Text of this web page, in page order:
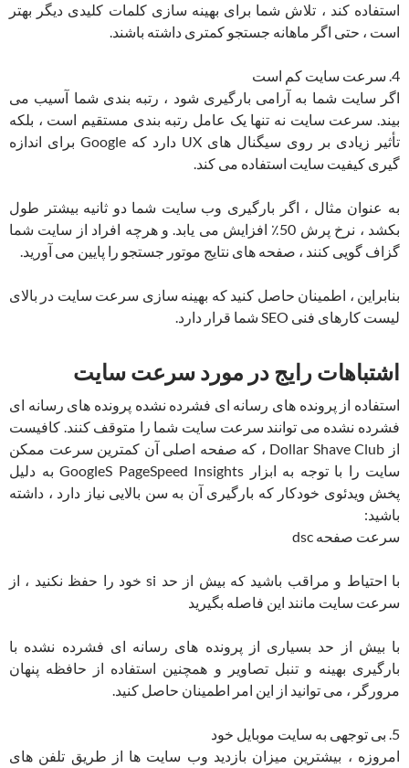
استفاده کند ، تلاش شما برای بهینه سازی کلمات کلیدی دیگر بهتر
است ، حتی اگر ماهانه جستجو کمتری داشته باشند.
4. سرعت سایت کم است
اگر سایت شما به آرامی بارگیری شود ، رتبه بندی شما آسیب می
بیند. سرعت سایت نه تنها یک عامل رتبه بندی مستقیم است ، بلکه
تأثیر زیادی بر روی سیگنال های UX دارد که Google برای اندازه
گیری کیفیت سایت استفاده می کند.
به عنوان مثال ، اگر بارگیری وب سایت شما دو ثانیه بیشتر طول
بکشد ، نرخ پرش 50٪ افزایش می یابد. و هرچه افراد از سایت شما
گزاف گویی کنند ، صفحه های نتایج موتور جستجو را پایین می آورید.
بنابراین ، اطمینان حاصل کنید که بهینه سازی سرعت سایت در بالای
لیست کارهای فنی SEO شما قرار دارد.
اشتباهات رایج در مورد سرعت سایت
استفاده از پرونده های رسانه ای فشرده نشده پرونده های رسانه ای
فشرده نشده می توانند سرعت سایت شما را متوقف کنند. کافیست
از Dollar Shave Club ، که صفحه اصلی آن کمترین سرعت ممکن
سایت را با توجه به ابزار GoogleS PageSpeed ​​Insights به دلیل
پخش ویدئوی خودکار که بارگیری آن به سن بالایی نیاز دارد ، داشته
باشید:
سرعت صفحه dsc
با احتیاط و مراقب باشید که بیش از حد si خود را حفظ نکنید ، از
سرعت سایت مانند این فاصله بگیرید
با بیش از حد بسیاری از پرونده های رسانه ای فشرده نشده با
بارگیری بهینه و تنبل تصاویر و همچنین استفاده از حافظه پنهان
مرورگر ، می توانید از این امر اطمینان حاصل کنید.
5. بی توجهی به سایت موبایل خود
امروزه ، بیشترین میزان بازدید وب سایت ها از طریق تلفن های